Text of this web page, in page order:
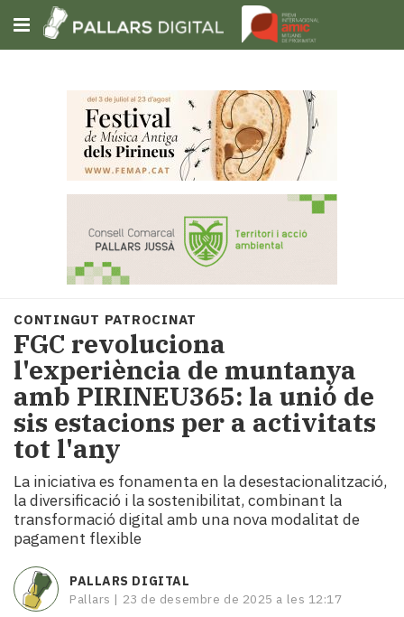
Subscriu-t'hi
Portada
Societat
Política
i
municipis
Economia
i
turisme
Cultura
Esports
Mai
tant!
TV
i
mitjans
El
CONTINGUT PATROCINAT
FGC revoluciona
l'experiència de muntanya
amb PIRINEU365: la unió de
sis estacions per a activitats
tot l'any
La iniciativa es fonamenta en la desestacionalització,
la diversificació i la sostenibilitat, combinant la
transformació digital amb una nova modalitat de
pagament flexible
PALLARS DIGITAL
Pallars | 23 de desembre de 2025 a les 12:17